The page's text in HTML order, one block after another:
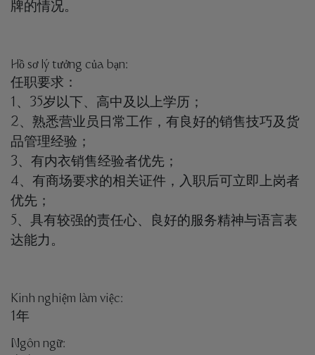
牌的情况。
Hồ sơ lý tưởng của bạn:
任职要求：
1、35岁以下、高中及以上学历；
2、熟悉营业员日常工作，有良好的销售技巧及货
品管理经验；
3、有内衣销售经验者优先；
4、有商场要求的相关证件，入职后可立即上岗者
优先；
5、具有较强的责任心、良好的服务精神与语言表
达能力。
Kinh nghiệm làm việc:
1年
Ngôn ngữ: